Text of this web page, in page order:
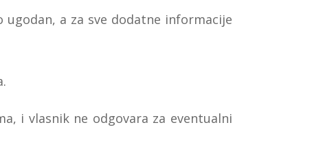
a za sve dodatne informacije
i vlasnik ne odgovara za eventualni